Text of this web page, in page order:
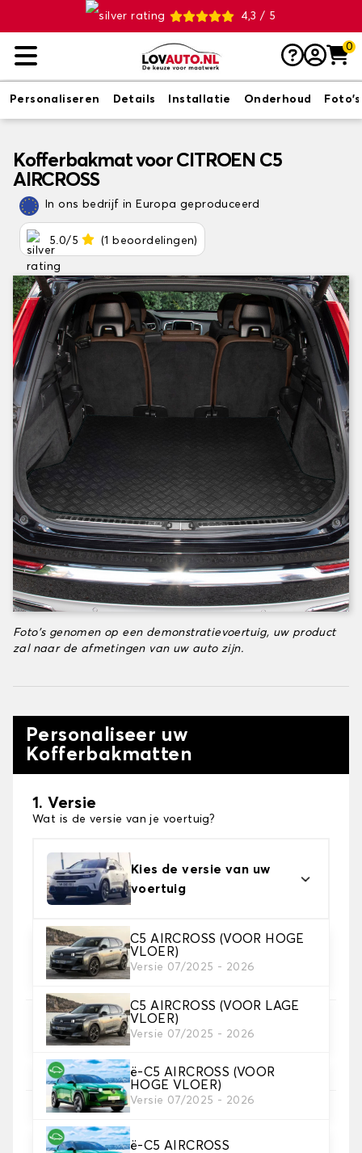
4,3 / 5
0
Personaliseren Details Installatie Onderhoud Foto's
Kofferbakmat voor CITROEN C5
AIRCROSS
In ons bedrijf in Europa geproduceerd
5.0/5 (1 beoordelingen)
Foto's genomen op een demonstratievoertuig, uw product
zal naar de afmetingen van uw auto zijn.
Personaliseer uw
Kofferbakmatten
1. Versie
Wat is de versie van je voertuig?
Kies de versie van uw
voertuig
C5 AIRCROSS (VOOR HOGE
VLOER)
Versie 07/2025 - 2026
C5 AIRCROSS (VOOR LAGE
VLOER)
Versie 07/2025 - 2026
ë-C5 AIRCROSS (VOOR
HOGE VLOER)
Versie 07/2025 - 2026
ë-C5 AIRCROSS
2. Materiaal
Kies het materiaal van uw kofferbakmat
3. Tapijt kleuren
Kies de kleur van je tapijt kofferruimte.
Kies het materiaal voor de riem.